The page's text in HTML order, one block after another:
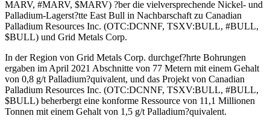
MARV, #MARV, $MARV) ?ber die vielversprechende Nickel- und
Palladium-Lagerst?tte East Bull in Nachbarschaft zu Canadian
Palladium Resources Inc. (OTC:DCNNF, TSXV:BULL, #BULL,
$BULL) und Grid Metals Corp.
In der Region von Grid Metals Corp. durchgef?hrte Bohrungen
ergaben im April 2021 Abschnitte von 77 Metern mit einem Gehalt
von 0,8 g/t Palladium?quivalent, und das Projekt von Canadian
Palladium Resources Inc. (OTC:DCNNF, TSXV:BULL, #BULL,
$BULL) beherbergt eine konforme Ressource von 11,1 Millionen
Tonnen mit einem Gehalt von 1,5 g/t Palladium?quivalent.